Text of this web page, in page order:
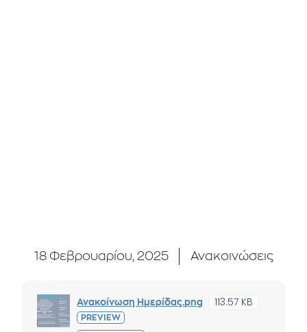
18 Φεβρουαρίου, 2025 Ανακοινώσεις
Ανακοίνωση Ημερίδας.png 113.57 KB
PREVIEW